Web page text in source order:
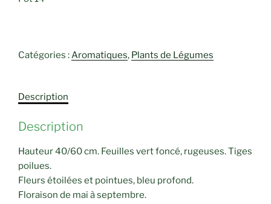
Catégories :Aromatiques, Plants de Légumes
Description
Description
Hauteur 40/60 cm. Feuilles vert foncé, rugeuses. Tiges
poilues.
Fleurs étoilées et pointues, bleu profond.
Floraison de mai à septembre.